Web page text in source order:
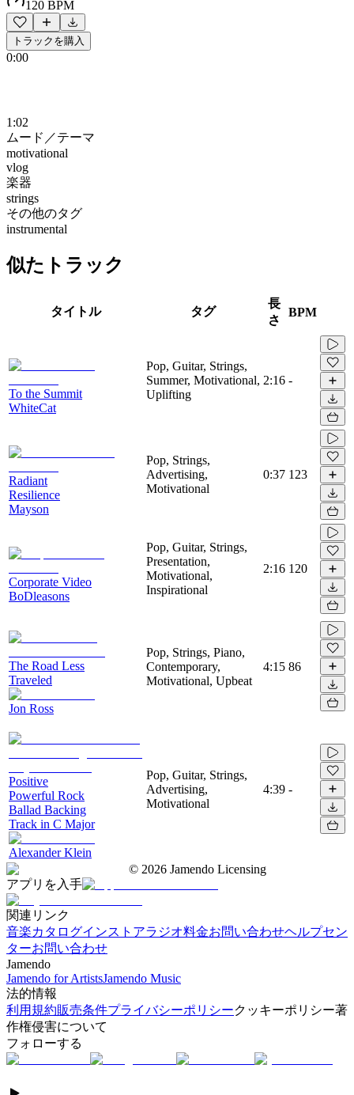
120 BPM
トラックを購入
0:00
1:02
ムード／テーマ
motivational
vlog
楽器
strings
その他のタグ
instrumental
似たトラック
タイトル タグ
長
さ
BPM
To the Summit
WhiteCat
Pop, Guitar, Strings,
Summer, Motivational,
Uplifting
2:16 -
Radiant
Resilience
Mayson
Pop, Strings,
Advertising,
Motivational
0:37 123
Corporate Video
BoDleasons
Pop, Guitar, Strings,
Presentation,
Motivational,
Inspirational
2:16 120
The Road Less
Traveled
Jon Ross
Pop, Strings, Piano,
Contemporary,
Motivational, Upbeat
4:15 86
Positive
Powerful Rock
Ballad Backing
Track in C Major
Alexander Klein
Pop, Guitar, Strings,
Advertising,
Motivational
4:39 -
© 2026 Jamendo Licensing
アプリを入手
関連リンク
音楽カタログインストアラジオ料金お問い合わせヘルプセン
ターお問い合わせ
Jamendo
Jamendo for ArtistsJamendo Music
法的情報
利用規約販売条件プライバシーポリシークッキーポリシー著
作権侵害について
フォローする